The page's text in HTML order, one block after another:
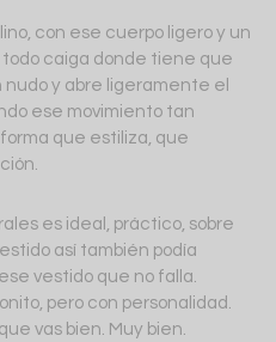
con ese cuerpo ligero y un
caiga donde tiene que
nudo y abre ligeramente el
ese movimiento tan
que estiliza, que
es ideal, práctico, sobre
así también podía
vestido que no falla.
pero con personalidad.
vas bien. Muy bien.